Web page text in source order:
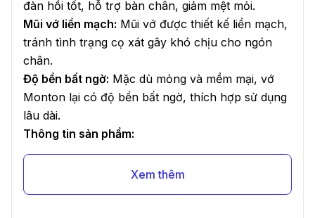
đàn hồi tốt, hỗ trợ bàn chân, giảm mệt mỏi.
Mũi vớ liền mạch: Mũi vớ được thiết kế liền mạch,
tránh tình trạng cọ xát gây khó chịu cho ngón
chân.
Độ bền bất ngờ: Mặc dù mỏng và mềm mại, vớ
Monton lại có độ bền bất ngờ, thích hợp sử dụng
lâu dài.
Thông tin sản phẩm:
Xem thêm